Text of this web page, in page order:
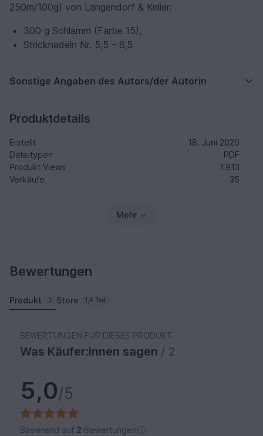
250m/100g) von Langendorf & Keller:
300 g Schlamm (Farbe 15),
Stricknadeln Nr. 5,5 – 6,5
Sonstige Angaben des Autors/der Autorin
Produktdetails
Erstellt
18. Juni 2020
Dateitypen
PDF
Produkt Views
1.913
Verkäufe
35
Mehr
Bewertungen
Produkt 2 Store 1,4 Tsd.
BEWERTUNGEN FÜR DIESES PRODUKT
Was Käufer:innen sagen / 2
5,0/5
Basierend auf 2 Bewertungen